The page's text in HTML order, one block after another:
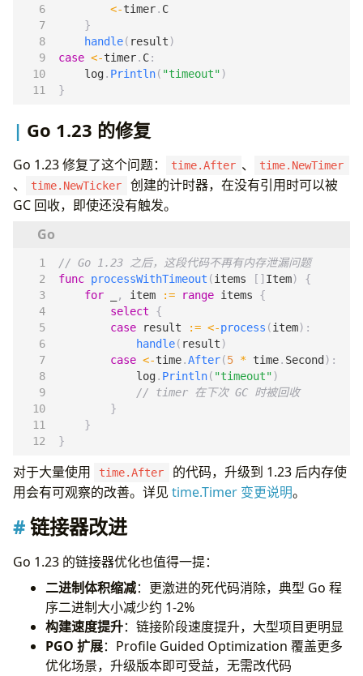
<-timer. C
}
handle( result)
case <-timer. C:
log. Println( "timeout")
}
Go 1.23 的修复
Go 1.23 修复了这个问题： time.After 、 time.NewTimer
、 time.NewTicker
创建的计时器，在没有引用时可以被
GC 回收，即使还没有触发。
// Go 1.23 之后，这段代码不再有内存泄漏问题
func processWithTimeout (items [] Item)
{
for
, item := range items
{
select
{
case
result := <-process (item):
handle( result)
case <-time.After(5 * time. Second ):
log. Println( "timeout")
// timer 在下次 GC 时被回收
}
}
}
对于大量使用 time.After
的代码，升级到 1.23 后内存使
用会有可观察的改善。详见 time.Timer 变更说明。
链接器改进
Go 1.23 的链接器优化也值得一提：
二进制体积缩减：更激进的死代码消除，典型 Go 程
序二进制大小减少约 1-2%
构建速度提升：链接阶段速度提升，大型项目更明显
PGO 扩展：Profile Guided Optimization 覆盖更多
优化场景，升级版本即可受益，无需改代码